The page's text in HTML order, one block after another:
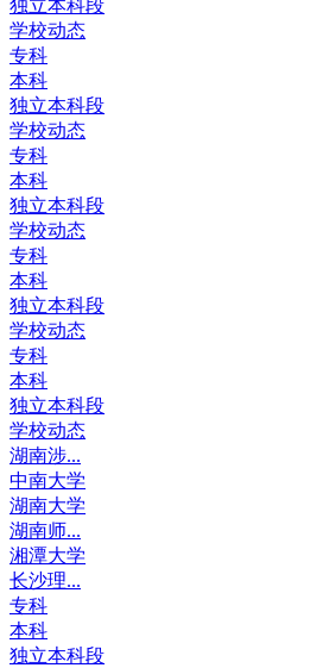
独立本科段
学校动态
专科
本科
独立本科段
学校动态
专科
本科
独立本科段
学校动态
专科
本科
独立本科段
学校动态
专科
本科
独立本科段
学校动态
湖南涉...
中南大学
湖南大学
湖南师...
湘潭大学
长沙理...
专科
本科
独立本科段